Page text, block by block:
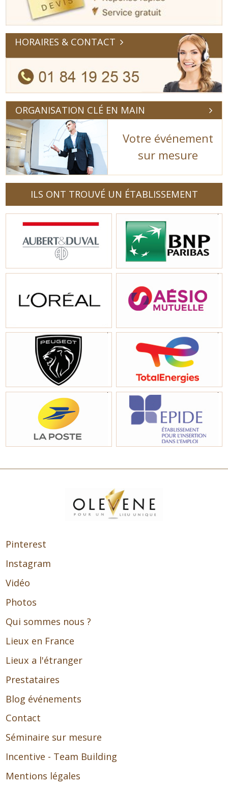
HORAIRES & CONTACT
ORGANISATION CLÉ EN MAIN
Votre événement
sur mesure
ILS ONT TROUVÉ UN ÉTABLISSEMENT
Pinterest
Instagram
Vidéo
Photos
Qui sommes nous ?
Lieux en France
Lieux a l'étranger
Prestataires
Blog événements
Contact
Séminaire sur mesure
Incentive - Team Building
Mentions légales